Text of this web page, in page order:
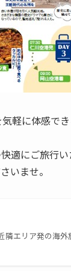
軽に体感で
適にご旅行い
いませ。
隣エリア発の海